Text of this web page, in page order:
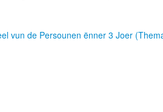
vun de Persounen ënner 3 Joer